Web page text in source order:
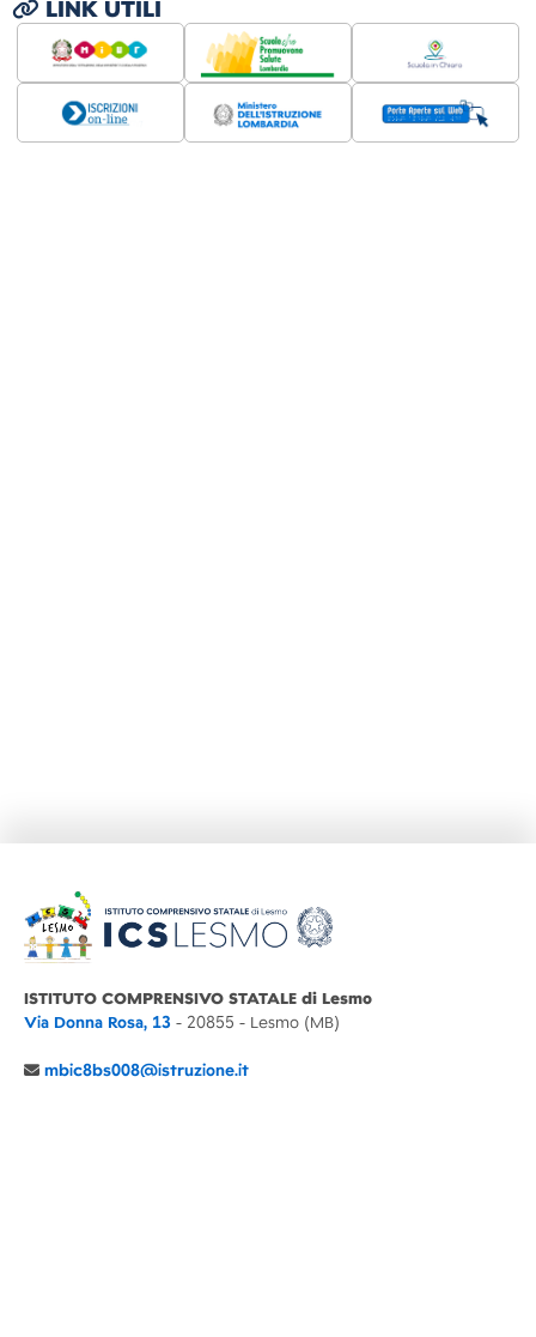
LINK UTILI
ISTITUTO COMPRENSIVO STATALE di Lesmo
Via Donna Rosa, 13 - 20855 - Lesmo (MB)
mbic8bs008@istruzione.it